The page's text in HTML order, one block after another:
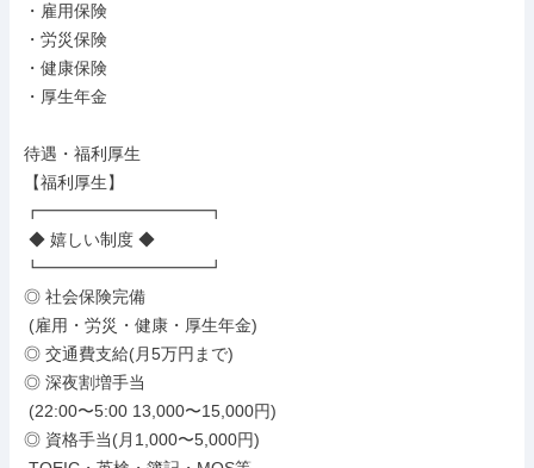
・雇用保険
・労災保険
・健康保険
・厚生年金
待遇・福利厚生
【福利厚生】
┏━━━━━━━━━━┓
┗━━━━━━━━━━┛
◎ 社会保険完備
◎ 交通費支給(月5万円まで)
◎ 深夜割増手当
◎ 資格手当(月1,000〜5,000円)